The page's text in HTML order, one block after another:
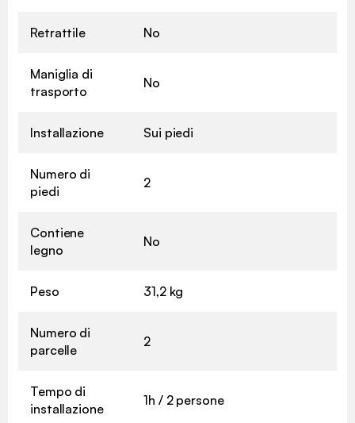
Retrattile No
Maniglia di
trasporto
No
Installazione Sui piedi
Numero di
piedi
2
Contiene
legno
No
Peso 31,2 kg
Numero di
parcelle
2
Tempo di
installazione
1h / 2 persone